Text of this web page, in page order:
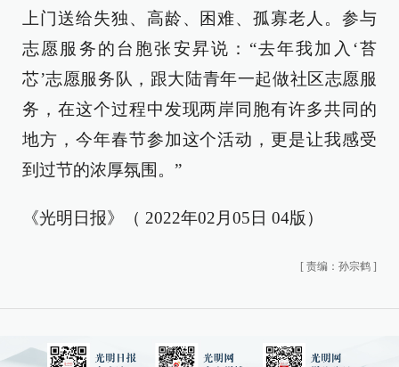
上门送给失独、高龄、困难、孤寡老人。参与
志愿服务的台胞张安昇说：“去年我加入‘苔
芯’志愿服务队，跟大陆青年一起做社区志愿服
务，在这个过程中发现两岸同胞有许多共同的
地方，今年春节参加这个活动，更是让我感受
到过节的浓厚氛围。”
《光明日报》（ 2022年02月05日 04版）
[ 责编：孙宗鹤 ]